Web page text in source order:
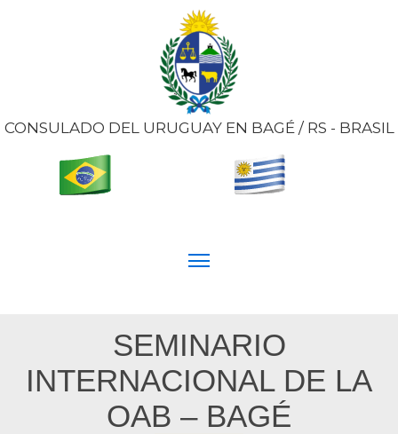
CONSULADO DEL URUGUAY EN BAGÉ / RS - BRASIL
SEMINARIO
INTERNACIONAL DE LA
OAB – BAGÉ